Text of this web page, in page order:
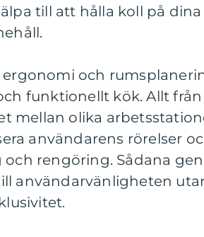
till att hålla koll på dina
och
funktionellt kök. Allt
mellan olika
användarens rörelser
rengöring. Sådana
användarvänligheten